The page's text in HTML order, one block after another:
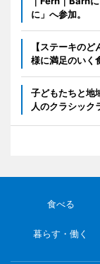
に」へ参加。
【ステーキの
様に満足のいく
子どもたちと
人のクラシック
食べる
暮らす・働く